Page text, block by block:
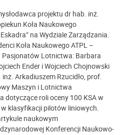
projektu dr hab. inż.
Koła Naukowego
na Wydziale Zarządzania.
Koła Naukowego ATPL –
Lotnictwa: Barbara
Ender i Wojciech Chojnowski
Arkadiuszem Rzucidło, prof.
Maszyn i Lotnictwa
dotyczące roli oceny 100 KSA w
klasyfikacji pilotów liniowych.
naukowym
Konferencji Naukowo-